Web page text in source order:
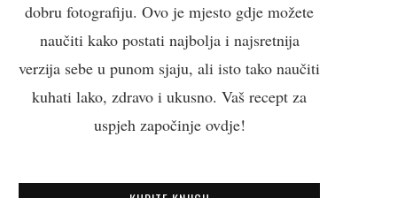
dobru fotografiju. Ovo je mjesto gdje možete
naučiti kako postati najbolja i najsretnija
verzija sebe u punom sjaju, ali isto tako naučiti
kuhati lako, zdravo i ukusno. Vaš recept za
uspjeh započinje ovdje!